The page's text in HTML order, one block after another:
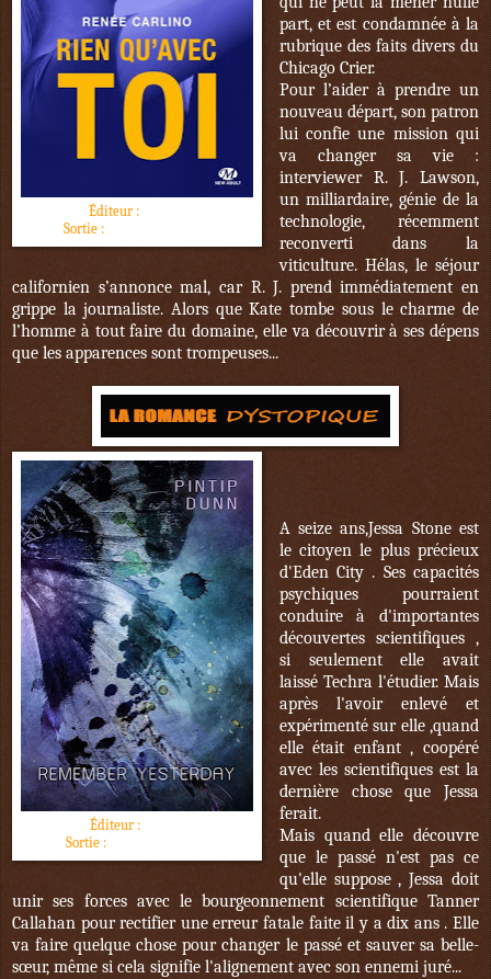
Éditeur :
Sortie :
part, et est condamnée à la
rubrique des faits divers du
Chicago Crier.
Pour l’aider à prendre un
nouveau départ, son patron
lui confie une mission qui
va changer sa vie :
interviewer R. J. Lawson,
un milliardaire, génie de la
technologie, récemment
reconverti dans la
viticulture. Hélas, le séjour
californien s’annonce mal, car R. J. prend immédiatement en
grippe la journaliste. Alors que Kate tombe sous le charme de
l’homme à tout faire du domaine, elle va découvrir à ses dépens
que les apparences sont trompeuses...
Éditeur :
Sortie :
A seize ans,Jessa Stone est
le citoyen le plus précieux
d'Eden City . Ses capacités
psychiques pourraient
conduire à d'importantes
découvertes scientifiques ,
si seulement elle avait
laissé Techra l'étudier. Mais
après l'avoir enlevé et
expérimenté sur elle ,quand
elle était enfant , coopéré
avec les scientifiques est la
dernière chose que Jessa
ferait.
Mais quand elle découvre
que le passé n'est pas ce
qu'elle suppose , Jessa doit
unir ses forces avec le bourgeonnement scientifique Tanner
Callahan pour rectifier une erreur fatale faite il y a dix ans . Elle
va faire quelque chose pour changer le passé et sauver sa belle-
sœur, même si cela signifie l'alignement avec son ennemi juré...